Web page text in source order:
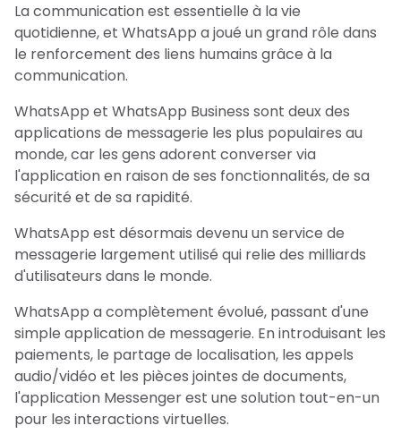
La communication est essentielle à la vie
quotidienne, et WhatsApp a joué un grand rôle dans
le renforcement des liens humains grâce à la
communication.
WhatsApp et WhatsApp Business sont deux des
applications de messagerie les plus populaires au
monde, car les gens adorent converser via
l'application en raison de ses fonctionnalités, de sa
sécurité et de sa rapidité.
WhatsApp est désormais devenu un service de
messagerie largement utilisé qui relie des milliards
d'utilisateurs dans le monde.
WhatsApp a complètement évolué, passant d'une
simple application de messagerie. En introduisant les
paiements, le partage de localisation, les appels
audio/vidéo et les pièces jointes de documents,
l'application Messenger est une solution tout-en-un
pour les interactions virtuelles.